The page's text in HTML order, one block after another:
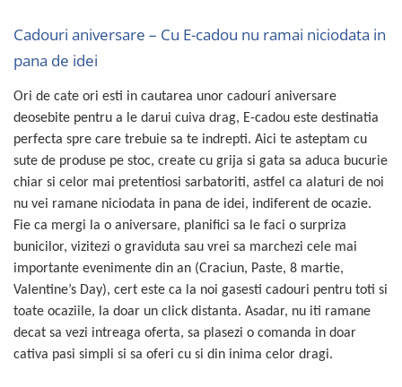
Cadouri aniversare – Cu E-cadou nu ramai niciodata in
pana de idei
Ori de cate ori esti in cautarea unor cadouri aniversare
deosebite pentru a le darui cuiva drag, E-cadou este destinatia
perfecta spre care trebuie sa te indrepti. Aici te asteptam cu
sute de produse pe stoc, create cu grija si gata sa aduca bucurie
chiar si celor mai pretentiosi sarbatoriti, astfel ca alaturi de noi
nu vei ramane niciodata in pana de idei, indiferent de ocazie.
Fie ca mergi la o aniversare, planifici sa le faci o surpriza
bunicilor, vizitezi o graviduta sau vrei sa marchezi cele mai
importante evenimente din an (Craciun, Paste, 8 martie,
Valentine’s Day), cert este ca la noi gasesti cadouri pentru toti si
toate ocaziile, la doar un click distanta. Asadar, nu iti ramane
decat sa vezi intreaga oferta, sa plasezi o comanda in doar
cativa pasi simpli si sa oferi cu si din inima celor dragi.